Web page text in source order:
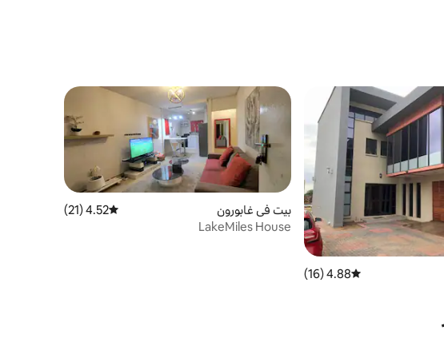
متوسط التقييم 4.88 من 5، 16 مراجعات
4.88 (16)
بيت في غابورون متوسط التقييم 4.52 من 5، 21 مراجعات
4.52 (21)
LakeMiles House